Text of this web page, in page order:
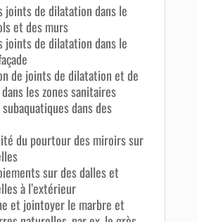
joints de dilatation dans le
et des murs
joints de dilatation dans le
de joints de dilatation et de
les zones sanitaires
dans des
du pourtour des miroirs sur
sur des dalles et
à l’extérieur
et jointoyer le marbre et